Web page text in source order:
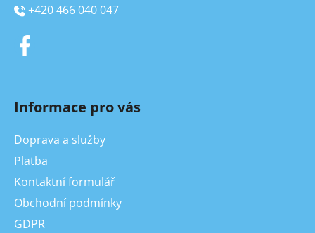
+420 466 040 047
Informace pro vás
Doprava a služby
Platba
Kontaktní formulář
Obchodní podmínky
GDPR